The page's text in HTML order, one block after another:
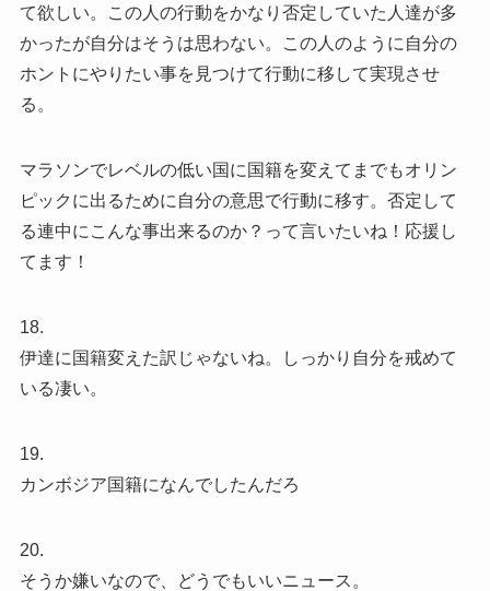
て欲しい。この人の行動をかなり否定していた人達が多
かったが自分はそうは思わない。この人のように自分の
ホントにやりたい事を見つけて行動に移して実現させ
る。
マラソンでレベルの低い国に国籍を変えてまでもオリン
ピックに出るために自分の意思で行動に移す。否定して
る連中にこんな事出来るのか？って言いたいね！応援し
てます！
18.
伊達に国籍変えた訳じゃないね。しっかり自分を戒めて
いる凄い。
19.
カンボジア国籍になんでしたんだろ
20.
そうか嫌いなので、どうでもいいニュース。